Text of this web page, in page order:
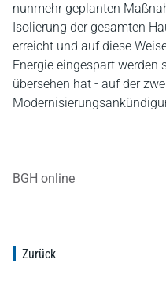
nunmehr geplanten
Isolierung der gesamten
erreicht und auf diese
Energie eingespart werden
übersehen hat - auf der
BGH online
Zurück